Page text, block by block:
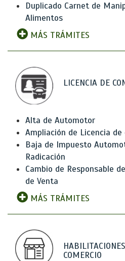
Duplicado Carnet de
Alimentos
MÁS TRÁMITES
LICENCIA DE
Alta de Automotor
Ampliación de Licencia de
Baja de Impuesto
Radicación
Cambio de Responsable
de Venta
MÁS TRÁMITES
COMERCIO